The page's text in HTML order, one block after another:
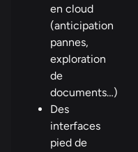
en cloud
(anticipation
pannes,
exploration
de
documents…)
Des
interfaces
pied de